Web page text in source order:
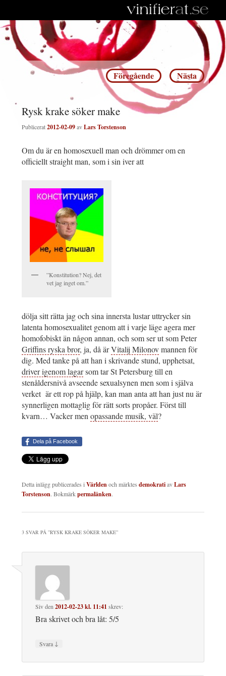
Inläggsnavigering
Föregående Nästa
Rysk krake söker make
Publicerat2012-02-09avLars Torstenson
Om du är en homosexuell man och drömmer om en
officiellt straight man, som i sin iver att
”Konstitution? Nej, det
vet jag inget om.”
dölja sitt rätta jag och sina innersta lustar uttrycker sin
latenta homosexualitet genom att i varje läge agera mer
homofobiskt än någon annan, och som ser ut som Peter
Griffins ryska bror, ja, då ärVitalij Milonovmannen för
dig. Med tanke på att han i skrivande stund, upphetsat,
driver igenom lagarsom tar St Petersburg till en
stenåldersnivå avseende sexualsynen men som i själva
verket är ett rop på hjälp, kan man anta att han just nu är
synnerligen mottaglig för rätt sorts propåer. Först till
kvarn… Vacker menopassande musik, väl?
Dela på Facebook
Detta inlägg publicerades iVärldenoch märktes demokratiavLars
Torstenson. Bokmärkpermalänken.
3 SVAR PÅ ”RYSK KRAKE SÖKER MAKE”
Sivden2012-02-23 kl. 11:41 skrev:
Bra skrivet och bra låt: 5/5
Svara ↓